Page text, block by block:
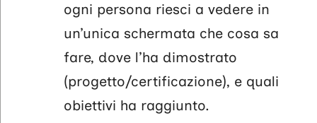
ogni persona riesci a vedere in
un’unica schermata che cosa sa
fare, dove l’ha dimostrato
(progetto/certificazione), e quali
obiettivi ha raggiunto.